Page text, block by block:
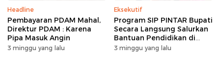
Headline
Pembayaran PDAM Mahal,
Direktur PDAM : Karena
Pipa Masuk Angin
3 minggu yang lalu
Eksekutif
Program SIP PINTAR Bupati
Secara Langsung Salurkan
Bantuan Pendidikan di
Desa Mampuak ll
3 minggu yang lalu